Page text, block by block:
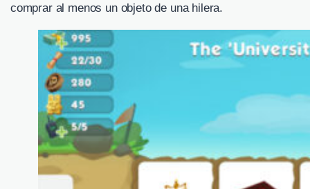
comprar al menos un objeto de una hilera.